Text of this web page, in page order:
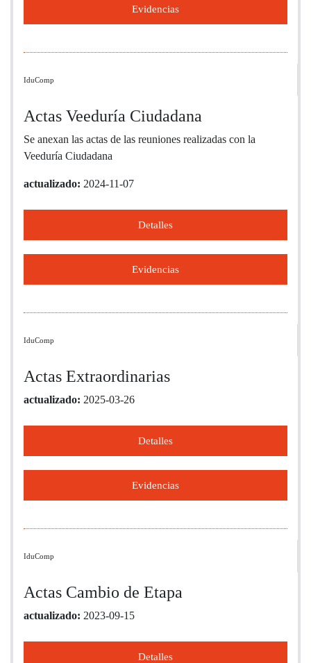
Evidencias
IduComp
Actas Veeduría Ciudadana
Se anexan las actas de las reuniones realizadas con la
Veeduría Ciudadana
actualizado: 2024-11-07
Detalles
Evidencias
IduComp
Actas Extraordinarias
actualizado: 2025-03-26
Detalles
Evidencias
IduComp
Actas Cambio de Etapa
actualizado: 2023-09-15
Detalles